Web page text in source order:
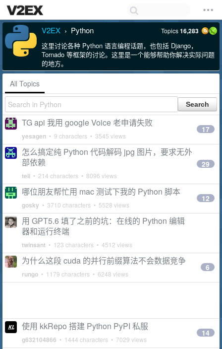
V2EX › Python Topics16,283
这里讨论各种 Python 语言编程话题，也包括 Django，
Tornado 等框架的讨论。这里是一个能够帮助你解决实际问题
的地方。
All Topics
TG api 我用 google Voice 老申请失败
yesagen • 9 characters • 3545 views
17
怎么搞定纯 Python 代码解码 jpg 图片，要求无外
部依赖
teli • 214 characters • 8096 views
29
哪位朋友帮忙用 mac 测试下我的 Python 脚本
gosky • 3710 characters • 5528 views
12
用 GPT5.6 填了之前的坑：在线的 Python 编辑
器和运行终端
twinsant • 123 characters • 4512 views
为什么这段 cuda 的并行前缀算法不会数据竞争
rungo • 1179 characters • 6248 views
6
使用 kkRepo 搭建 Python PyPI 私服
g632104866 • 1444 characters • 7029 views
14